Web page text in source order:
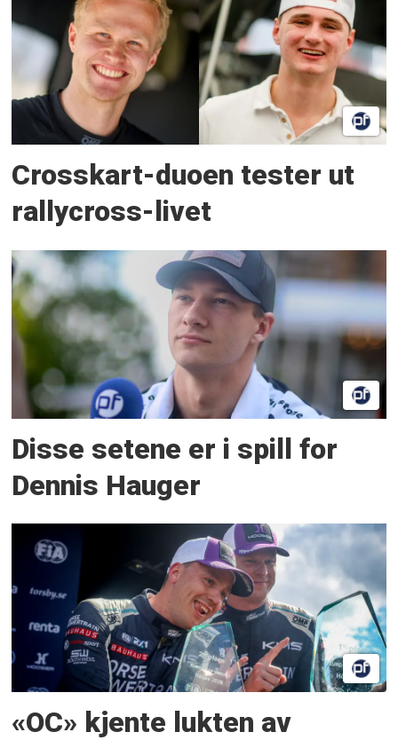
Crosskart-duoen tester ut
rallycross-livet
Disse setene er i spill for
Dennis Hauger
«OC» kjente lukten av